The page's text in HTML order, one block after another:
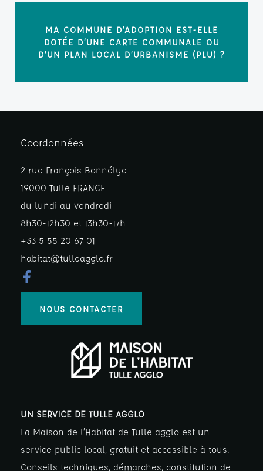
MA COMMUNE D’ADOPTION EST-ELLE
DOTÉE D’UNE CARTE COMMUNALE OU
D’UN PLAN LOCAL D’URBANISME (PLU) ?
Coordonnées
2 rue François Bonnélye
19000 Tulle FRANCE
du lundi au vendredi
8h30-12h30 et 13h30-17h
+33 5 55 20 67 01
habitat@tulleagglo.fr
NOUS CONTACTER
UN SERVICE DE TULLE AGGLO
La Maison de l’Habitat de Tulle agglo est un
service public local, gratuit et accessible à tous.
Conseils techniques, démarches, constitution de